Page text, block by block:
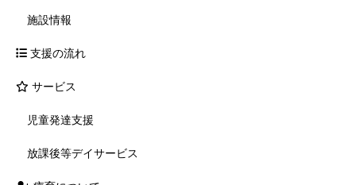
施設情報
支援の流れ
サービス
児童発達支援
放課後等デイサービス